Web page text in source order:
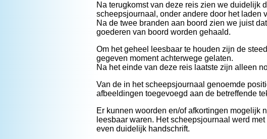
Na terugkomst van deze reis zien we duidelijk
scheepsjournaal, onder andere door het laden
Na de twee branden aan boord zien we juist
goederen van boord worden gehaald.
Om het geheel leesbaar te houden zijn de
gegeven moment achterwege gelaten.
Na het einde van deze reis laatste zijn alleen
Van de in het scheepsjournaal genoemde
afbeeldingen toegevoegd aan de betreffende
Er kunnen woorden en/of afkortingen mogelijk
leesbaar waren. Het scheepsjournaal werd
even duidelijk handschrift.